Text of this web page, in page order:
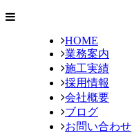
HOME
業務案内
施工実績
採用情報
会社概要
ブログ
お問い合わせ